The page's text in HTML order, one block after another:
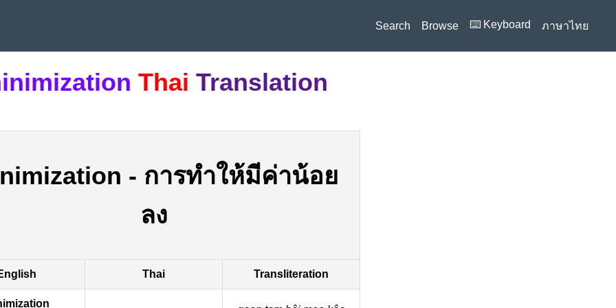
Search Browse ⌨️ Keyboard ภาษาไทย
Thai Translation
- การทำให้มีค่าน้อย
ลง
Thai Transliteration